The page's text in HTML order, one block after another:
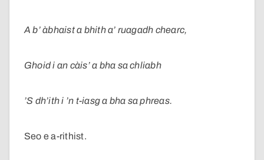
A b’ àbhaist a bhith a’ ruagadh chearc,
Ghoid i an càis’ a bha sa chliabh
’S dh’ith i ’n t-iasg a bha sa phreas.
Seo e a-rithist.